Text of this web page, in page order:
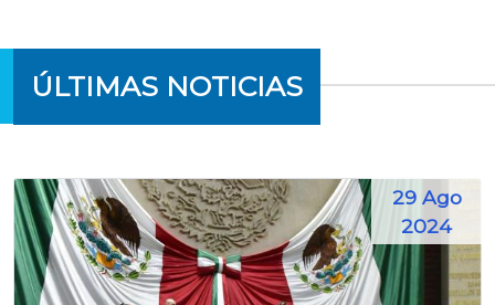
ÚLTIMAS NOTICIAS
29 Ago
2024